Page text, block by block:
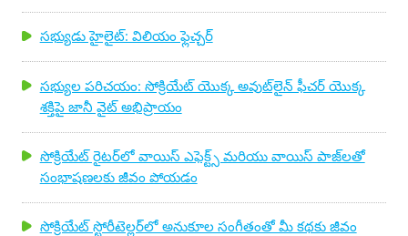
సభ్యుడు హైలైట్: విలియం ఫ్లెచ్చర్
సభ్యుల పరిచయం: సోక్రియేట్ యొక్క అవుట్‌లైన్ ఫీచర్ యొక్క
శక్తిపై జానీ వైట్ అభిప్రాయం
సోక్రియేట్ రైటర్‌లో వాయిస్ ఎఫెక్ట్స్ మరియు వాయిస్ పాజ్‌లతో
సంభాషణలకు జీవం పోయడం
సోక్రియేట్ స్టోరీటెల్లర్‌లో అనుకూల సంగీతంతో మీ కథకు జీవం